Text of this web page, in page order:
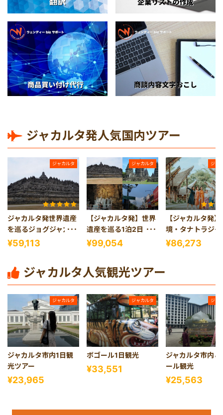
ジャカルタ発人気国内ツアー
ジャカルタ
ジャカルタ発世界遺産
を巡るジョグジャカル
タ1日観光
¥59,113
ジャカルタ
【ジャカルタ発】世界
遺産を巡る1泊2日ジョ
グジャカルタ観光
¥99,054
ジャ
【ジャカルタ発】
境・タナトラジャ
ラウェシ島）2泊
アー
¥86,273
ジャカルタ人気観光ツアー
ジャカルタ
ジャカルタ市内1日観
光ツアー
¥23,965
ジャカルタ
ボゴール1日観光
¥33,551
ジャ
ジャカルタ市内＆
ール観光
¥25,563